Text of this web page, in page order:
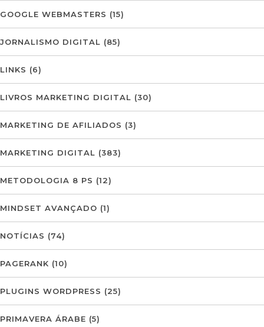
GOOGLE WEBMASTERS (15)
JORNALISMO DIGITAL (85)
LINKS (6)
LIVROS MARKETING DIGITAL (30)
MARKETING DE AFILIADOS (3)
MARKETING DIGITAL (383)
METODOLOGIA 8 PS (12)
MINDSET AVANÇADO (1)
NOTÍCIAS (74)
PAGERANK (10)
PLUGINS WORDPRESS (25)
PRIMAVERA ÁRABE (5)